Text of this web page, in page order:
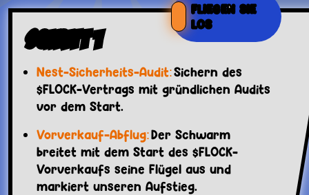
FLIEGEN SIE
LOS
Schritt 1
Nest-Sicherheits-Audit:Sichern des
$FLOCK-Vertrags mit gründlichen Audits
vor dem Start.
Vorverkauf-Abflug:Der Schwarm
breitet mit dem Start des $FLOCK-
Vorverkaufs seine Flügel aus und
markiert unseren Aufstieg.